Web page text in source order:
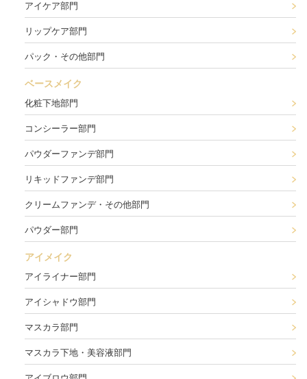
アイケア部門
リップケア部門
パック・その他部門
ベースメイク
化粧下地部門
コンシーラー部門
パウダーファンデ部門
リキッドファンデ部門
クリームファンデ・その他部門
パウダー部門
アイメイク
アイライナー部門
アイシャドウ部門
マスカラ部門
マスカラ下地・美容液部門